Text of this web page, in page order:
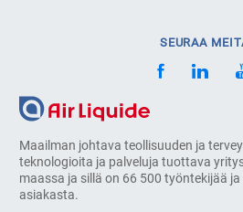
Maailman johtava teollisuuden ja
teknologioita ja palveluja tuottava
maassa ja sillä on 66 500 työntekijää
asiakasta.
SEURAA